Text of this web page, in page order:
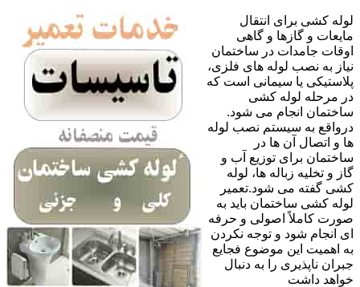
لوله کشی برای انتقال
مایعات و گازها و گاهی
اوقات جامدات در ساختمان
نیاز به نصب لوله های فلزی،
پلاستیکی یا سیمانی است که
در مرحله لوله کشی
ساختمان انجام می شود.
درواقع به سیستم نصب لوله
ها و اتصال آن ها در
ساختمان برای توزیع آب و
گاز و تخلیه زباله ها، لوله
کشی گفته می شود.تعمیر
لوله کشی ساختمان باید به
صورت کاملاً اصولی و حرفه
ای انجام شود و توجه نکردن
به اهمیت این موضوع فجایع
جبران ناپذیری را به دنبال
خواهد داشت